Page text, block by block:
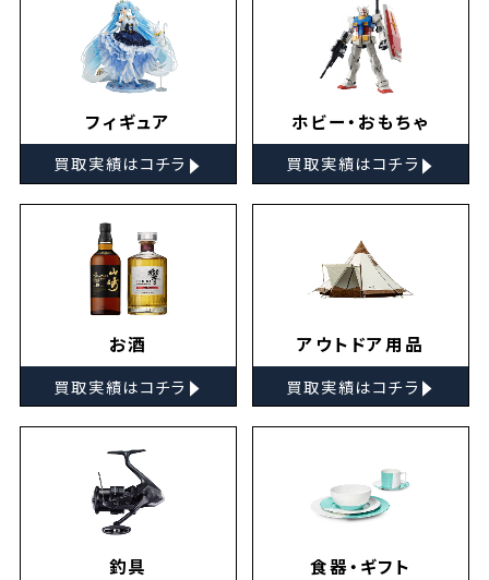
フィギュア
買取実績はコチラ ▸
ホビー・おもちゃ
買取実績はコチラ ▸
お酒
買取実績はコチラ ▸
アウトドア用品
買取実績はコチラ ▸
釣具 食器・ギフト